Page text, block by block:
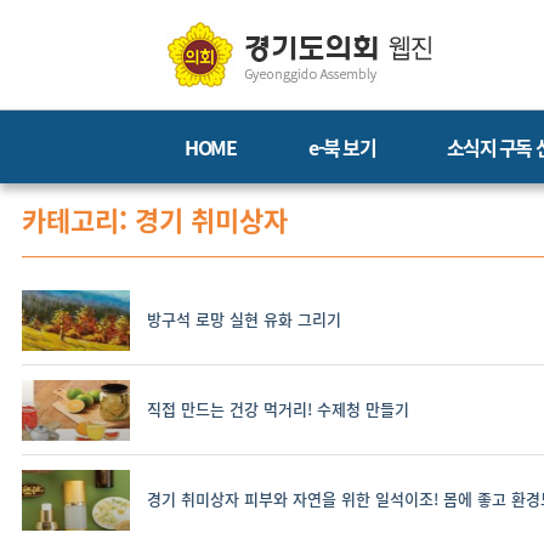
HOME e-북 보기 소식지 구독
카테고리: 경기 취미상자
방구석 로망 실현 유화 그리기
직접 만드는 건강 먹거리! 수제청 만들기
경기 취미상자 피부와 자연을 위한 일석이조! 몸에 좋고 환